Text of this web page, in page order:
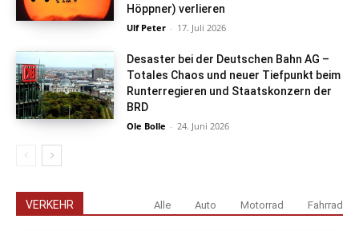
Höppner) verlieren
Ulf Peter - 17. Juli 2026
Desaster bei der Deutschen Bahn AG –
Totales Chaos und neuer Tiefpunkt beim
Runterregieren und Staatskonzern der
BRD
Ole Bolle - 24. Juni 2026
VERKEHR Alle Auto Motorrad Fahrrad